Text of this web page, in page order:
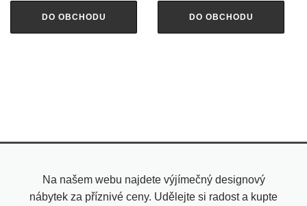
DO OBCHODU DO OBCHODU
Na našem webu najdete výjímečný designový
nábytek za příznivé ceny. Udělejte si radost a kupte